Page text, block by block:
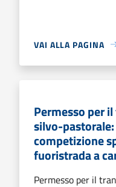
VAI ALLA PAGINA
Permesso per
silvo-
competizione
fuoristrada a
Permesso per il